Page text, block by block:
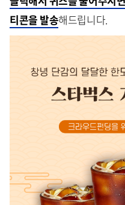
티콘을 발송해드립니다.